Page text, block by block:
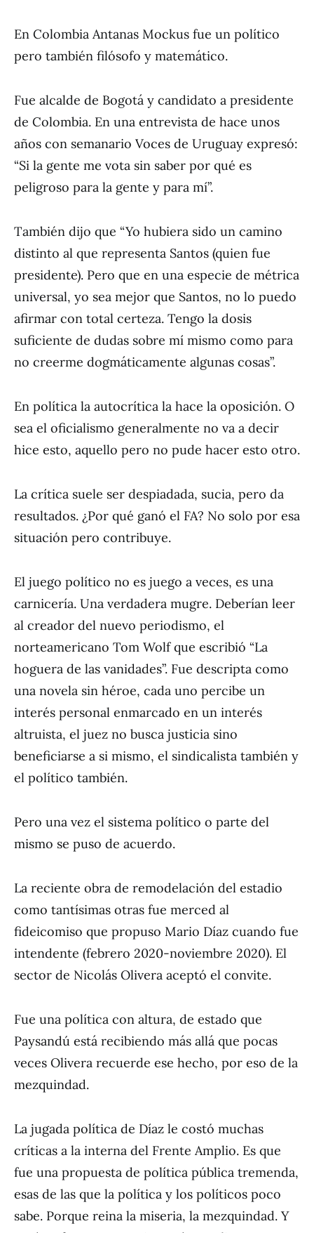
En Colombia Antanas Mockus fue un político
pero también filósofo y matemático.
Fue alcalde de Bogotá y candidato a presidente
de Colombia. En una entrevista de hace unos
años con semanario Voces de Uruguay expresó:
“Si la gente me vota sin saber por qué es
peligroso para la gente y para mí”.
También dijo que “Yo hubiera sido un camino
distinto al que representa Santos (quien fue
presidente). Pero que en una especie de métrica
universal, yo sea mejor que Santos, no lo puedo
afirmar con total certeza. Tengo la dosis
suficiente de dudas sobre mí mismo como para
no creerme dogmáticamente algunas cosas”.
En política la autocrítica la hace la oposición. O
sea el oficialismo generalmente no va a decir
hice esto, aquello pero no pude hacer esto otro.
La crítica suele ser despiadada, sucia, pero da
resultados. ¿Por qué ganó el FA? No solo por esa
situación pero contribuye.
El juego político no es juego a veces, es una
carnicería. Una verdadera mugre. Deberían leer
al creador del nuevo periodismo, el
norteamericano Tom Wolf que escribió “La
hoguera de las vanidades”. Fue descripta como
una novela sin héroe, cada uno percibe un
interés personal enmarcado en un interés
altruista, el juez no busca justicia sino
beneficiarse a si mismo, el sindicalista también y
el político también.
Pero una vez el sistema político o parte del
mismo se puso de acuerdo.
La reciente obra de remodelación del estadio
como tantísimas otras fue merced al
fideicomiso que propuso Mario Díaz cuando fue
intendente (febrero 2020-noviembre 2020). El
sector de Nicolás Olivera aceptó el convite.
Fue una política con altura, de estado que
Paysandú está recibiendo más allá que pocas
veces Olivera recuerde ese hecho, por eso de la
mezquindad.
La jugada política de Díaz le costó muchas
críticas a la interna del Frente Amplio. Es que
fue una propuesta de política pública tremenda,
esas de las que la política y los políticos poco
sabe. Porque reina la miseria, la mezquindad. Y